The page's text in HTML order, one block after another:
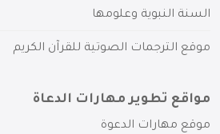
السنة النبوية وعلومها
موقع الترجمات الصوتية للقرآن الكريم
مواقع تطوير مهارات الدعاة
موقع مهارات الدعوة